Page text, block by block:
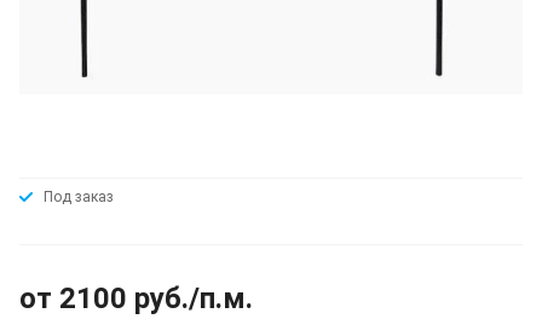
Под заказ
от 2100 руб./п.м.